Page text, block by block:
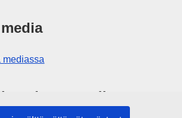
mediassa
ja muut elimet